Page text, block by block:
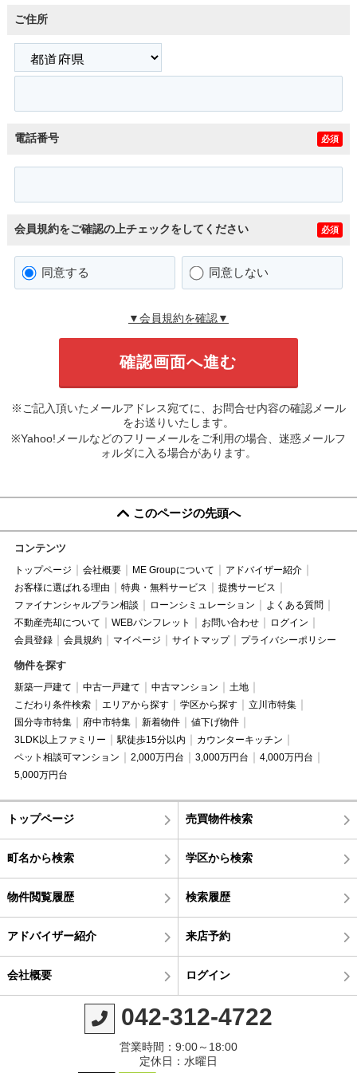
ご住所
電話番号 必須
会員規約をご確認の上チェックをしてください 必須
同意する 同意しない
▼会員規約を確認▼
※ご記入頂いたメールアドレス宛てに、お問合せ内容の確認メール
をお送りいたします。
※Yahoo!メールなどのフリーメールをご利用の場合、迷惑メールフ
ォルダに入る場合があります。
このページの先頭へ
コンテンツ
トップページ 会社概要 ME Groupについて
アドバイザー紹介
お客様に選ばれる理由
特典・無料サービス
提携サービス
ファイナンシャルプラン相談
ローンシミュレーション
よくある質問
不動産売却について
WEBパンフレット お問い合わせ
ログイン
会員登録
会員規約 マイページ サイトマップ プライバシーポリシー
物件を探す
新築一戸建て 中古一戸建て 中古マンション
土地
こだわり条件検索
エリアから探す 学区から探す
立川市特集
国分寺市特集
府中市特集 新着物件
値下げ物件
3LDK以上ファミリー
駅徒歩15分以内
カウンターキッチン
ペット相談可マンション
2,000万円台 3,000万円台
4,000万円台
5,000万円台
トップページ 売買物件検索
町名から検索 学区から検索
物件閲覧履歴 検索履歴
アドバイザー紹介 来店予約
会社概要 ログイン
042-312-4722
営業時間：9:00～18:00
定休日：水曜日